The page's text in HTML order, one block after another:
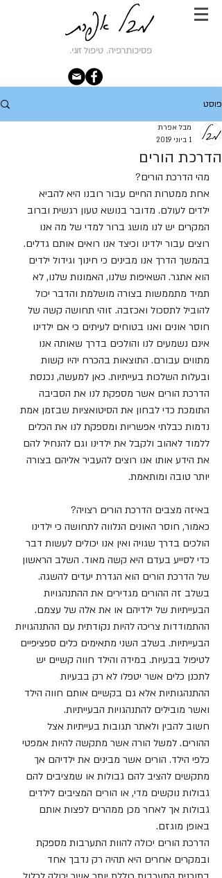
פסיכותרפיה. טיפול זוגי.
פוסט
הדרכת הורים
מבל אפרת
1 ביוני 2019
מהי הדרכת הורים?
אחת ממטרות החיים עבור רובנו היא להביא
ילדים לעולם. מדובר בנושא טעון רגשית וברוב
המקרים יש לנו מושג ברור למדי של מה אנו
רוצים עבור ילדינו וכיצד אנו רואים אותם גדלים.
בהמשך הדרך אנו מבינים כי חינוך וגידול ילדים
הוא אתגר. השאיפות שלנו, האמונות שלנו, לא
תמיד מתממשות בצורה מושלמת והדבר יכול
להוביל לתסכול ואכזבה. זוהי תחושה קשה של
חוסר אונים ואנו בטוחים לעיתים כי אם ילדינו
אינם נשמעים לנו והולכים בדרך שאותה אנו
מתווים עבורם. התוצאות בהכרח יהיו קשות
ובעלות השלכות בעייתיות. כאן למעשה, נכנסת
הדרכת הורים אשר מספקת לנו את הסביבה
התומכת כדי לבחון את הסיטואציות שבזמן אמת
נדמות כבלתי אפשריות ומספקת לנו את הכלים
ללמוד לאהוב ולקבל את ילדינו וגם להנחיל להם
את הידע אותו אנו רוצים להעביר אליהם בצורה
יותר טובה ומותאמת.
באיזה מצבים הדרכת הורים רצויה?
כאמור, חוסר האונים הנלווה לתחושה כי ילדינו
הולכים בדרך שגויה ואין אנו יכולים לעשות דבר
כדי לסייע בעדם היא קשה מאוד. השלב הראשון
של הדרכת הורים הוא הגדרת יעדים להשגה.
בשלב זה ההורים מגדירים את ההתנהגויות
הבעייתיות של ילדיהם או את אלה של עצמם.
ההתמודדות צריכה להיות נקודתית עם ההתנהגויות
הבעייתיות. בשלב השני מתאימים כלים ספציפיים
לטיפול בבעיות. במידה והילד חווה קשיים יש
לתכנן כלים אשר יטפלו לא רק בבעיות
ההתנהגותיות אלא גם בקשיים אותם חווה הילד
ואשר מובילים להתנהגויות הבעייתיות.
חשוב להבין ולאתר תגובות בעייתיות אצל
ההורים. למשל הורה אשר מתקשה להיות אמפטי
כלפי הילד. הורים אשר מבינים את ילדיהם אך
מתקשים להציב להם גבולות או שמציבים להם
גבולות נוקשים מדי, או הורים המציבים לילדים
גבולות אך לאחר מכן ממהרים לפצות אותם
באופן מוגזם.
הדרכת הורים יכולה להוות התערבות מספקת
ובמקרים אחרים היא תהיה רק נדבך אחד